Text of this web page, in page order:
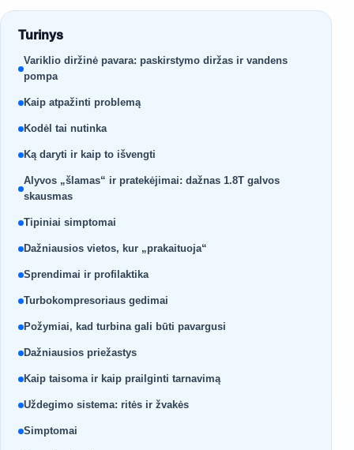
Turinys
Variklio diržinė pavara: paskirstymo diržas ir vandens
pompa
Kaip atpažinti problemą
Kodėl tai nutinka
Ką daryti ir kaip to išvengti
Alyvos „šlamas“ ir pratekėjimai: dažnas 1.8T galvos
skausmas
Tipiniai simptomai
Dažniausios vietos, kur „prakaituoja“
Sprendimai ir profilaktika
Turbokompresoriaus gedimai
Požymiai, kad turbina gali būti pavargusi
Dažniausios priežastys
Kaip taisoma ir kaip prailginti tarnavimą
Uždegimo sistema: ritės ir žvakės
Simptomai